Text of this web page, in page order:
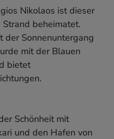
Nikolaos ist dieser
beheimatet.
der Sonnenuntergang
mit der Blauen
bietet
Schönheit mit
und den Hafen von